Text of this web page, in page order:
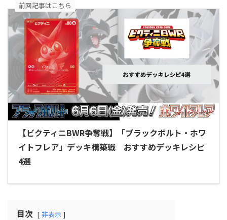
【ビクティニBWR争奪戦】「ブラックボルト・ホワ
イトフレア」デッキ構築戦 おすすめデッキレシピ
4選
前回記事はこちら
目次 非表示